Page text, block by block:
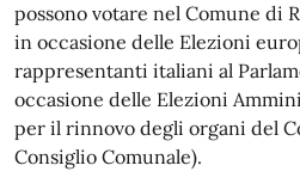
possono votare nel Comune di
in occasione delle Elezioni
rappresentanti italiani al
occasione delle Elezioni
per il rinnovo degli organi del
Consiglio Comunale).